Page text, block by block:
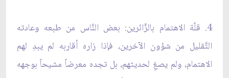
4. قلّة الاهتمام بالزَّائرين: بعض النَّاس من طبعه وعادته
التَّقليل من شؤون الآخرين، فإذا زاره أقاربه لم يبدِ لهم
الاهتمام، ولم يصغِ لحديثهم، بل تجده معرضاً مشيحاً بوجهه